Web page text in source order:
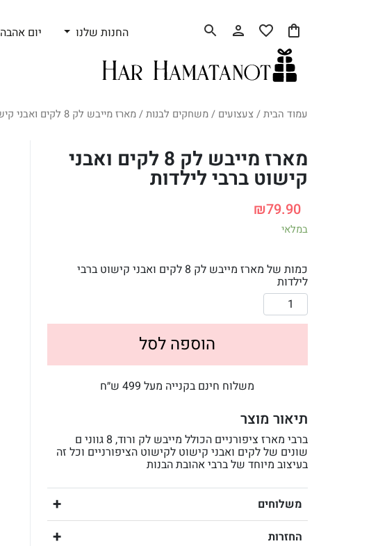
החנות שלנו יום אהבה
עמוד הבית/צעצועים /משחקים לבנות/ מארז מייבש לק 8 לקים ואבני קישוט ברבי לילדות
מארז מייבש לק 8 לקים ואבני
קישוט ברבי לילדות
₪79.90
במלאי
כמות של מארז מייבש לק 8 לקים ואבני קישוט ברבי
לילדות
הוספה לסל
משלוח חינם בקנייה מעל 499 ש״ח
תיאור מוצר
ברבי מארז ציפורניים הכולל מייבש לק ורוד, 8 גווני ם
שונים של לקים ואבני קישוט לקישוט הציפורניים וכל זה
בעיצוב מיוחד של ברבי אהובת הבנות
משלוחים
החזרות